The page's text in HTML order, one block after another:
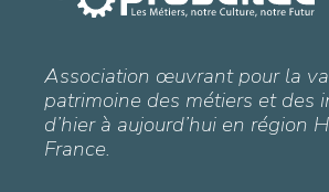
Association œuvrant pour la
patrimoine des métiers et des
d’hier à aujourd’hui en région
France.